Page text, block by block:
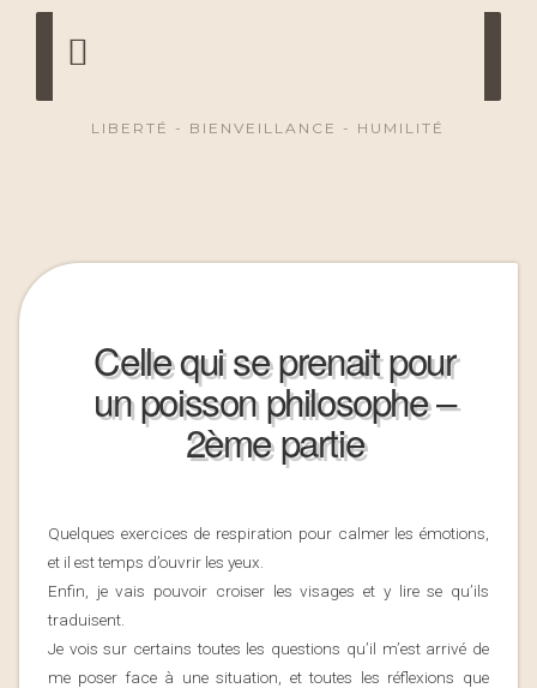
LIBERTÉ - BIENVEILLANCE - HUMILITÉ
Celle qui se prenait pour
un poisson philosophe –
2ème partie
Quelques exercices de respiration pour calmer les émotions,
et il est temps d’ouvrir les yeux.
Enfin, je vais pouvoir croiser les visages et y lire se qu’ils
traduisent.
Je vois sur certains toutes les questions qu’il m’est arrivé de
me poser face à une situation, et toutes les réflexions que